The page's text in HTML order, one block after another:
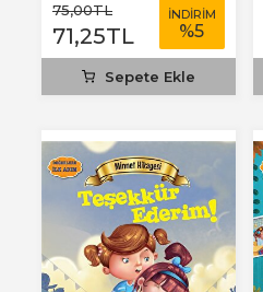
75,00TL
71,25TL
İNDİRİM
%5
Sepete Ekle